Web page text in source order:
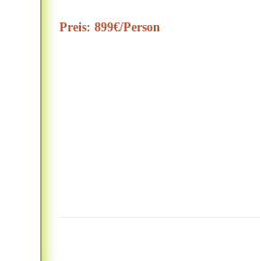
Preis: 899€/Person